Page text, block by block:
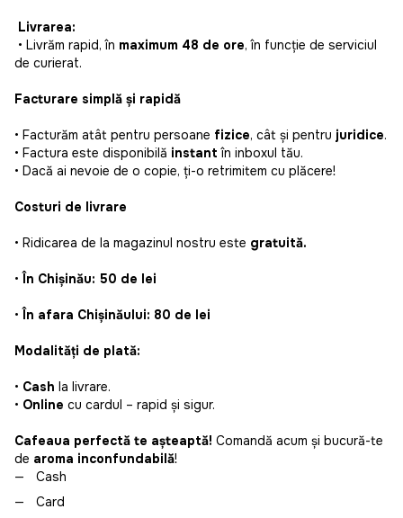
Livrarea:
• Livrăm rapid, în maximum 48 de ore, în funcție de serviciul
de curierat.
Facturare simplă și rapidă
• Facturăm atât pentru persoane fizice, cât și pentru juridice.
• Factura este disponibilă instant în inboxul tău.
• Dacă ai nevoie de o copie, ți-o retrimitem cu plăcere!
Costuri de livrare
• Ridicarea de la magazinul nostru este gratuită.
•În Chișinău: 50 de lei
•În afara Chișinăului: 80 de lei
Modalități de plată:
• Cash la livrare.
• Online cu cardul – rapid și sigur.
Cafeaua perfectă te așteaptă! Comandă acum și bucură-te
de aroma inconfundabilă!
Cash
Card